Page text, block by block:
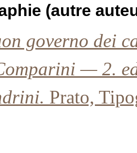
(autre
governo dei
— 2.
Prato,